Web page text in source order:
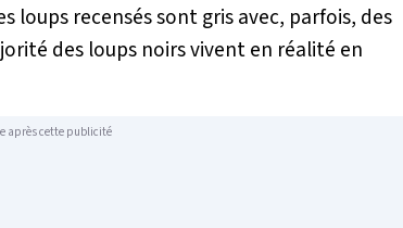
loups recensés sont gris avec, parfois, des
des loups noirs vivent en réalité en
après cette publicité